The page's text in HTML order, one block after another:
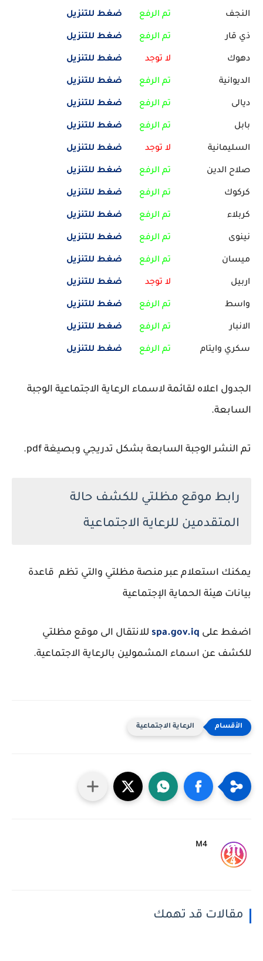
النجف تم الرفع ضغط للتنزيل
ذي قار تم الرفع ضغط للتنزيل
دهوك لا توجد ضغط للتنزيل
الديوانية تم الرفع ضغط للتنزيل
ديالى تم الرفع ضغط للتنزيل
بابل تم الرفع ضغط للتنزيل
السليمانية لا توجد ضغط للتنزيل
صلاح الدين تم الرفع ضغط للتنزيل
كركوك تم الرفع ضغط للتنزيل
كربلاء تم الرفع ضغط للتنزيل
نينوى تم الرفع ضغط للتنزيل
ميسان تم الرفع ضغط للتنزيل
اربيل لا توجد ضغط للتنزيل
واسط تم الرفع ضغط للتنزيل
الانبار تم الرفع ضغط للتنزيل
سكري وايتام تم الرفع ضغط للتنزيل
الجدول اعلاه لقائمة لاسماء الرعاية الاجتماعية الوجبة
السابعة.
تم النشر الوجبة السابعة بشكل تدريجي وبصيغة pdf.
رابط موقع مظلتي للكشف حالة
المتقدمين للرعاية الاجتماعية
يمكنك استعلام عبر منصة مظلتي والتي تظم قاعدة
بيانات هيئة الحماية الإجتماعية
اضغط على spa.gov.iq للانتقال الى موقع مظلتي
للكشف عن اسماء المشمولين بالرعاية الاجتماعية.
الرعاية الاجتماعية
M4
مقالات قد تهمك